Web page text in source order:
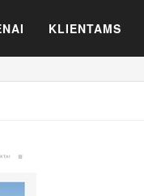
KLIENTAMS